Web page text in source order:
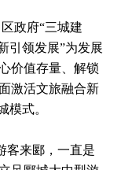
政府“三城建
引领发展”为发展
价值存量、解锁
激活文旅融合新
模式。
客来郾，一直是